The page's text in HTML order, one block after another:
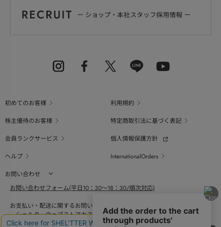
初めてのお客様
利用規約
株主優待のお客様
特定商取引法に基づく表記
会員ランクサービス
個人情報保護方針
ヘルプ
InternationalOrders
お問い合わせ
お問い合わせフォーム(平日10：30～18：30/順次対応)
お支払い・配送に関するお問い合わせ（平日10：30～18：00）
シェルターウェブストアカスタマーセンター
0800-123-6820